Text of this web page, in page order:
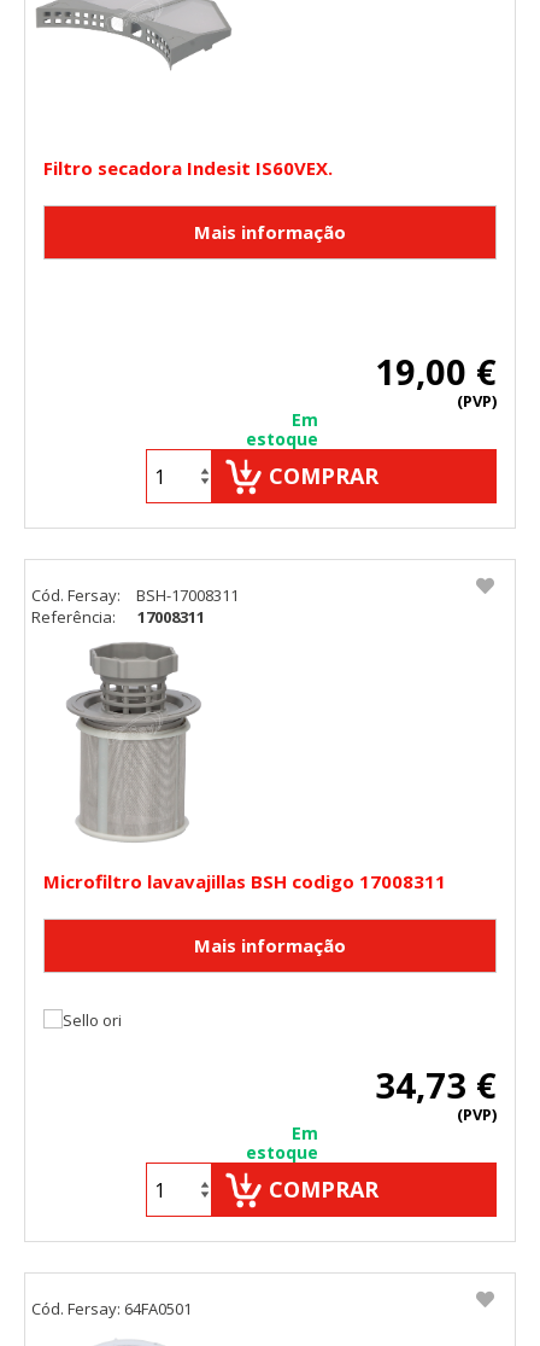
Filtro secadora Indesit IS60VEX.
19,00 €
(PVP)
Em
estoque
COMPRAR
Microfiltro lavavajillas BSH codigo 17008311
34,73 €
(PVP)
Em
estoque
COMPRAR
Cód. Fersay:
BSH-17008311
Referência:
17008311
Cód. Fersay: 64FA0501
Cookies Utilizadas:
_utma,_utmb,_utmc,_utmz,_utmt,_utmz,_atuvc,_atuvs, _ga,
_gid, _evPromtCookies
Estas cookies pueden ser establecidas a través de nuestro
sitio por nuestros socios publicitarios. Pueden ser
utilizadas por esas empresas para crear un perfil de sus
intereses y mostrarle anuncios relevantes en otros sitios.
No almacenan directamente información personal, sino
que se basan en la identificación única de su navegador y
GUARDAR CONFIGURACIÓN
"Configuración de cookies" al pie de la página. También puedes